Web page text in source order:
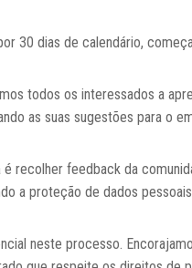
30 dias de calendário,
todos os interessados a
as suas sugestões para o
recolher feedback da
a proteção de dados
neste processo.